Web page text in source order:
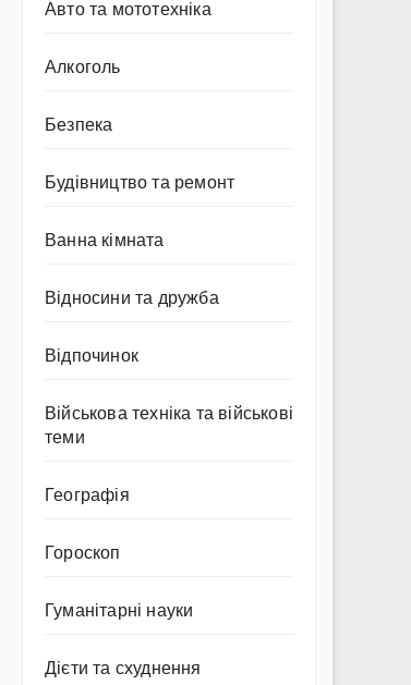
Авто та мототехніка
Алкоголь
Безпека
Будівництво та ремонт
Ванна кімната
Відносини та дружба
Відпочинок
Військова техніка та військові
теми
Географія
Гороскоп
Гуманітарні науки
Дієти та схуднення